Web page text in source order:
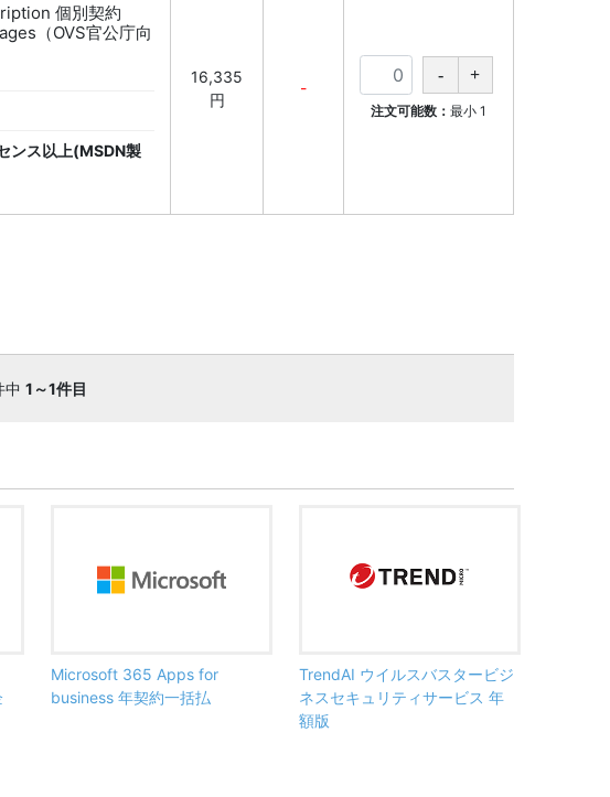
個別契約
（OVS官公庁向
ンス以上(MSDN製
16,335
円
-
注文可能数： 最小 1
中 1～1件目
Microsoft 365 Apps for
business 年契約一括払
TrendAI ウイルスバスタービジ
ネスセキュリティサービス 年
額版